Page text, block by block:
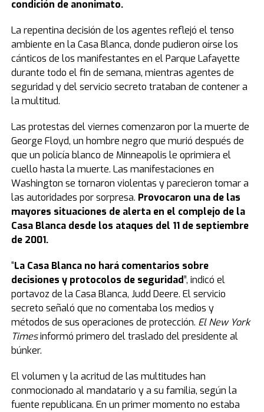
condición de anonimato.
La repentina decisión de los agentes reflejó el tenso
ambiente en la Casa Blanca, donde pudieron oírse los
cánticos de los manifestantes en el Parque Lafayette
durante todo el fin de semana, mientras agentes de
seguridad y del servicio secreto trataban de contener a
la multitud.
Las protestas del viernes comenzaron por la muerte de
George Floyd, un hombre negro que murió después de
que un policía blanco de Minneapolis le oprimiera el
cuello hasta la muerte. Las manifestaciones en
Washington se tornaron violentas y parecieron tomar a
las autoridades por sorpresa. Provocaron una de las
mayores situaciones de alerta en el complejo de la
Casa Blanca desde los ataques del 11 de septiembre
de 2001.
“La Casa Blanca no hará comentarios sobre
decisiones y protocolos de seguridad”, indicó el
portavoz de la Casa Blanca, Judd Deere. El servicio
secreto señaló que no comentaba los medios y
métodos de sus operaciones de protección. El New York
Timesinformó primero del traslado del presidente al
búnker.
El volumen y la acritud de las multitudes han
conmocionado al mandatario y a su familia, según la
fuente republicana. En un primer momento no estaba